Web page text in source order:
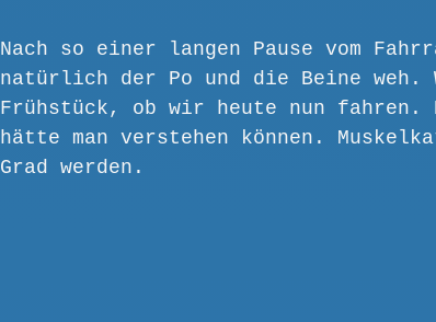
Nach so einer langen Pause vom
natürlich der Po und die Beine weh.
Frühstück, ob wir heute nun fahren.
hätte man verstehen können.
Grad werden.